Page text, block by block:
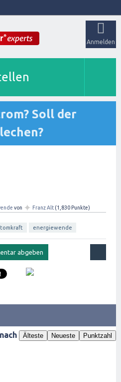
Anmelden
Soll der
von ✦ Franz Alt (1,830 Punkte)
energiewende
Älteste Neueste Punktzahl